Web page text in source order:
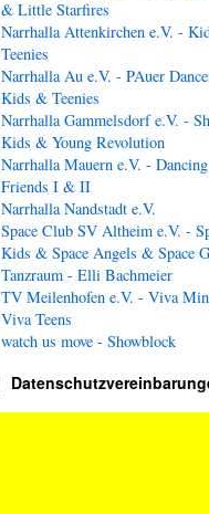
& Little Starfires
Narrhalla Attenkirchen e.V. -
Teenies
Narrhalla Au e.V. - PAuer
Kids & Teenies
Narrhalla Gammelsdorf e.V. -
Kids & Young Revolution
Narrhalla Mauern e.V. - Dancing
Friends I & II
Narrhalla Nandstadt e.V.
Space Club SV Altheim e.V. -
Kids & Space Angels & Space
Tanzraum - Elli Bachmeier
TV Meilenhofen e.V. - Viva
Viva Teens
watch us move - Showblock